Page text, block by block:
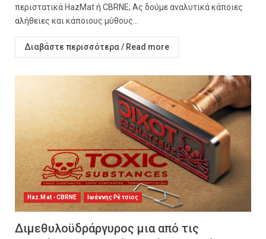
περιστατικά HazMat ή CBRNE; Ας δούμε αναλυτικά κάποιες
αλήθειες και κάποιους μύθους...
Διαβάστε περισσότερα / Read more
Haz.Mat - CBRNE Ιωάννης Ρέτσιος
Διμεθυλοϋδράργυρος μια από τις